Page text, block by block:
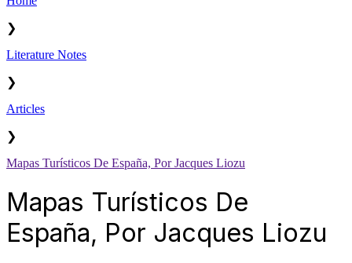
❯
Literature Notes
❯
Articles
❯
Mapas Turísticos De España, Por Jacques Liozu
Mapas Turísticos De
España, Por Jacques Liozu